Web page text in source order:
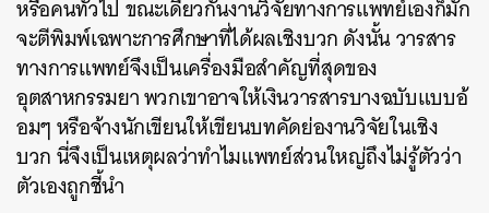
หรือคนทั่วไป ขณะเดียวกันงานวิจัยทางการแพทย์เองก็มัก
จะตีพิมพ์เฉพาะการศึกษาที่ได้ผลเชิงบวก ดังนั้น วารสาร
ทางการแพทย์จึงเป็นเครื่องมือสำคัญที่สุดของ
อุตสาหกรรมยา พวกเขาอาจให้เงินวารสารบางฉบับแบบอ้
อมๆ หรือจ้างนักเขียนให้เขียนบทคัดย่องานวิจัยในเชิง
บวก นี่จึงเป็นเหตุผลว่าทำไมแพทย์ส่วนใหญ่ถึงไม่รู้ตัวว่า
ตัวเองถูกชี้นำ